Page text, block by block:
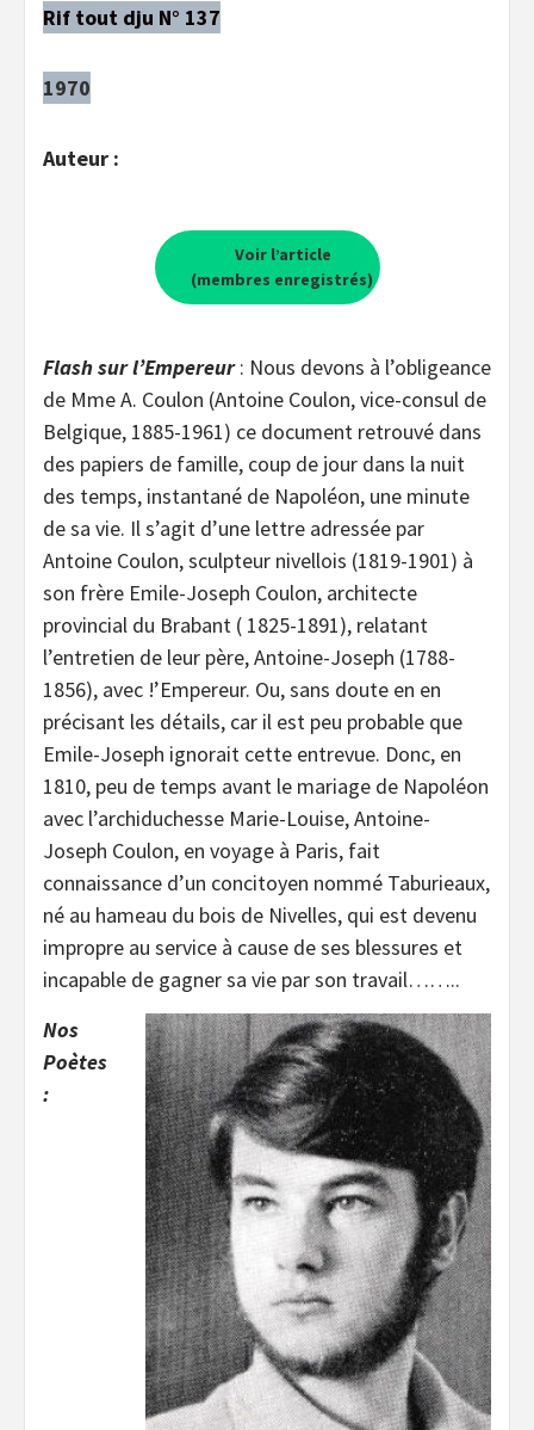
Rif tout dju N° 137
1970
Auteur :
Voir l’article
(membres enregistrés)
Flash sur l’Empereur: Nous devons à l’obligeance
de Mme A. Coulon (Antoine Coulon, vice-consul de
Belgique, 1885-1961) ce document retrouvé dans
des papiers de famille, coup de jour dans la nuit
des temps, instantané de Napoléon, une minute
de sa vie. Il s’agit d’une lettre adressée par
Antoine Coulon, sculpteur nivellois (1819-1901) à
son frère Emile-Joseph Coulon, architecte
provincial du Brabant ( 1825-1891), relatant
l’entretien de leur père, Antoine-Joseph (1788-
1856), avec !’Empereur. Ou, sans doute en en
précisant les détails, car il est peu probable que
Emile-Joseph ignorait cette entrevue. Donc, en
1810, peu de temps avant le mariage de Napoléon
avec l’archiduchesse Marie-Louise, Antoine-
Joseph Coulon, en voyage à Paris, fait
connaissance d’un concitoyen nommé Taburieaux,
né au hameau du bois de Nivelles, qui est devenu
impropre au service à cause de ses blessures et
incapable de gagner sa vie par son travail……..
Nos
Poètes
: